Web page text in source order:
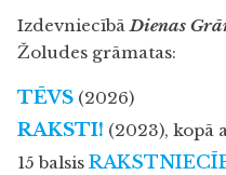
IzdevniecībāDienas
Žoludes grāmatas:
TĒVS (2026)
RAKSTI! (2023), kopā
15 balsis